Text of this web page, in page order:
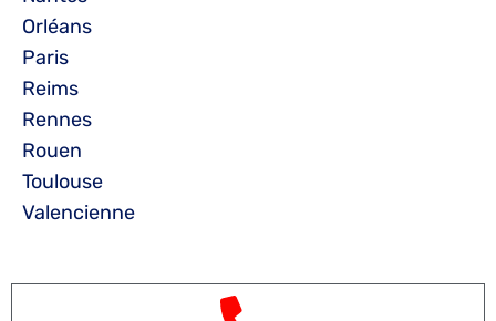
Orléans
Paris
Reims
Rennes
Rouen
Toulouse
Valencienne